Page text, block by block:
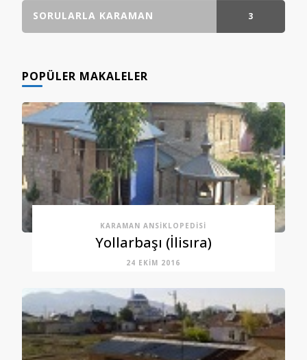
GÖNDERI(LER)
SORULARLA KARAMAN 3
POPÜLER MAKALELER
KARAMAN ANSIKLOPEDISI
Yollarbaşı (İlisıra)
24 EKIM 2016